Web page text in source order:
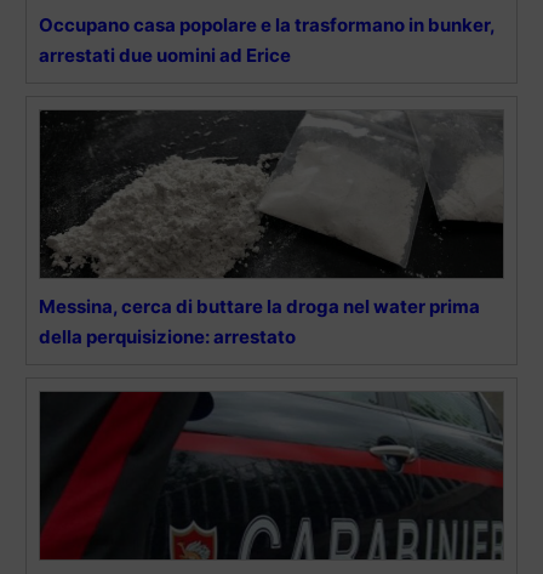
Occupano casa popolare e la trasformano in bunker,
arrestati due uomini ad Erice
Messina, cerca di buttare la droga nel water prima
della perquisizione: arrestato